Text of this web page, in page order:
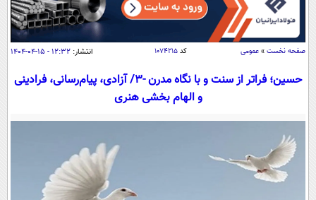
سواد زندگی
اقتصاد
خودرو
جامعه
اجتماعی
حوادث
ورزشی
بین الملل
صفحه نخست » عمومی کد۱۰۷۴۲۱۵ انتشار: ۱۲:۳۲ - ۱۵-۰۴-۱۴۰۴
حسین؛ فراتر از سنت و با نگاه مدرن -3/ آزادی، پیام‌رسانی، فرادینی
و الهام بخشی هنری